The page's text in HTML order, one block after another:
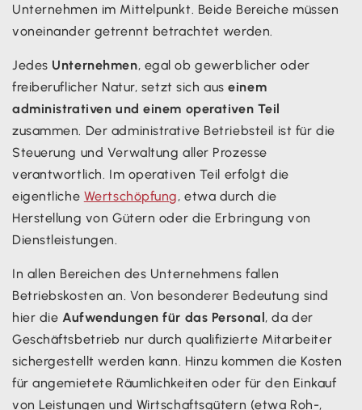
Unternehmen im Mittelpunkt. Beide Bereiche müssen
voneinander getrennt betrachtet werden.
Jedes Unternehmen, egal ob gewerblicher oder
freiberuflicher Natur, setzt sich auseinem
administrativen und einem operativen Teil
zusammen. Der administrative Betriebsteil ist für die
Steuerung und Verwaltung aller Prozesse
verantwortlich. Im operativen Teil erfolgt die
eigentliche Wertschöpfung, etwa durch die
Herstellung von Gütern oder die Erbringung von
Dienstleistungen.
In allen Bereichen des Unternehmens fallen
Betriebskosten an. Von besonderer Bedeutung sind
hier dieAufwendungen für das Personal, da der
Geschäftsbetrieb nur durch qualifizierte Mitarbeiter
sichergestellt werden kann. Hinzu kommen die Kosten
für angemietete Räumlichkeiten oder für den Einkauf
von Leistungen und Wirtschaftsgütern (etwa Roh-,